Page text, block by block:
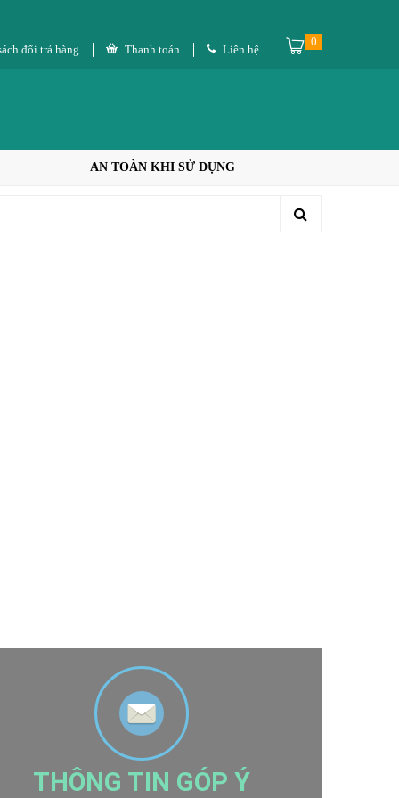
đổi trả hàng Thanh toán Liên hệ
0
AN TOÀN KHI SỬ DỤNG
THÔNG TIN GÓP Ý